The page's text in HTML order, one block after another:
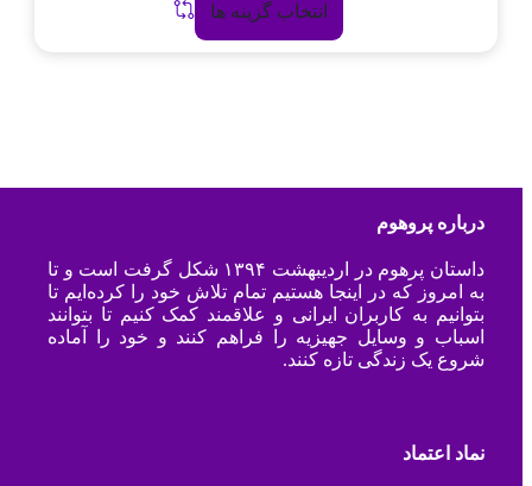
انتخاب گزینه ها
درباره پروهوم
داستان پرهوم در اردیبهشت ۱۳۹۴ شکل گرفت است و تا
به امروز که در اینجا هستیم تمام تلاش خود را کرده‌ایم تا
بتوانیم به کاربران ایرانی و علاقمند کمک کنیم تا بتوانند
اسباب و وسایل جهیزیه را فراهم کنند و خود را آماده
شروع یک زندگی تازه کنند.
نماد اعتماد